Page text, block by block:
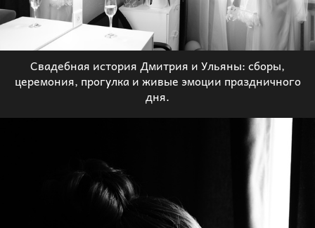
Свадебная история Дмитрия и Ульяны: сборы,
церемония, прогулка и живые эмоции праздничного
дня.